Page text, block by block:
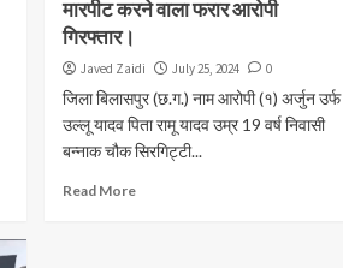
मारपीट करने वाला फरार आरोपी
गिरफ्तार।
Javed Zaidi July 25, 2024 0
जिला बिलासपुर (छ.ग.) नाम आरोपी (१) अर्जुन उर्फ
उल्लू यादव पिता रामू यादव उम्र 19 वर्ष निवासी
बन्नाक चौक सिरगि‌ट्टी...
Read More